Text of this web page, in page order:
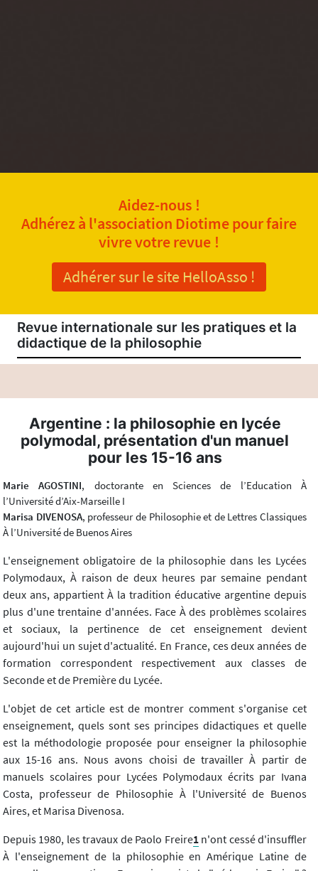
Aidez-nous !
Adhérez à l'association Diotime pour faire
vivre votre revue !
Adhérer sur le site HelloAsso !
Revue internationale sur les pratiques et la
didactique de la philosophie
Argentine : la philosophie en lycée
polymodal, présentation d'un manuel
pour les 15-16 ans
Marie AGOSTINI, doctorante en Sciences de l’Education À
l’Université d’Aix-Marseille I
Marisa DIVENOSA, professeur de Philosophie et de Lettres Classiques
À l’Université de Buenos Aires
L'enseignement obligatoire de la philosophie dans les Lycées
Polymodaux, À raison de deux heures par semaine pendant
deux ans, appartient À la tradition éducative argentine depuis
plus d'une trentaine d'années. Face À des problèmes scolaires
et sociaux, la pertinence de cet enseignement devient
aujourd'hui un sujet d'actualité. En France, ces deux années de
formation correspondent respectivement aux classes de
Seconde et de Première du Lycée.
L'objet de cet article est de montrer comment s'organise cet
enseignement, quels sont ses principes didactiques et quelle
est la méthodologie proposée pour enseigner la philosophie
aux 15-16 ans. Nous avons choisi de travailler À partir de
manuels scolaires pour Lycées Polymodaux écrits par Ivana
Costa, professeur de Philosophie À l'Université de Buenos
Aires, et Marisa Divenosa.
Depuis 1980, les travaux de Paolo Freire1n'ont cessé d'insuffler
À l'enseignement de la philosophie en Amérique Latine de